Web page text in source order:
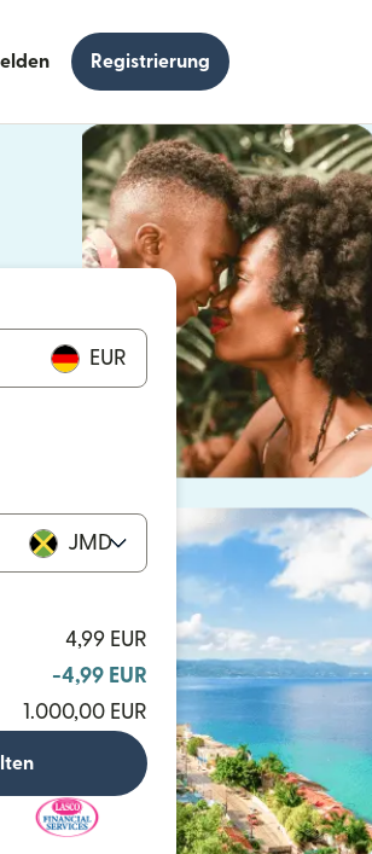
Registrierung
geöffnet)
geöffnet)
EUR
JMD
4,99 EUR
-4,99 EUR
1.000,00 EUR